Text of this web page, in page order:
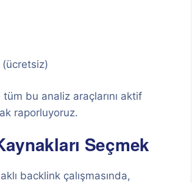
(ücretsiz)
bu analiz araçlarını aktif
raporluyoruz.
Seçmek
backlink çalışmasında,